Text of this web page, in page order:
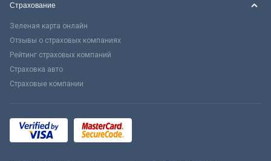
Страхование
Зеленая карта онлайн
Отзывы о страховых компаниях
Рейтинг страховых компаний
Страховка авто
Страховые компании